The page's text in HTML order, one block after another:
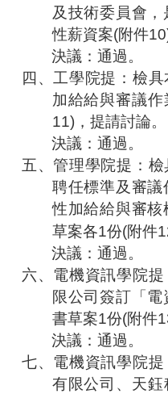
及技術委員會
性薪資案(附件
決議：通過。
四、工學院提： 檢具
加給給與審議
11) ，提請討論。
決議：通過。
五、管理學院提：
聘任標準及審
性加給給與審
草案各1份(附件
決議：通過。
六、 電機資訊學院
限公司簽訂「
書草案1份(附件
決議：通過。
七、 電機資訊學院
有限公司、天鈺